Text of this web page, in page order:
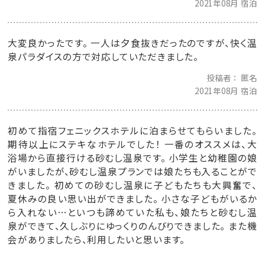
2021年08月 宿泊
大変良かったです。 一人は夕食抜きだったのですが、快く温
泉パラダイスの方で対応していただきました。
投稿者
匿名
2021年08月 宿泊
初めて指宿フェニックスホテルに泊まらせてもらいました。
期待以上にステキなホテルでした！ 一番のオススメは、大
浴場から直接行ける砂むし温泉です。 小学生と幼稚園の娘
がいましたが、砂むし温泉プランでは娘たちも入ることがで
きました。 初めての砂むし温泉に子どもたちも大興奮で、
夏休みの良い思い出ができました。 小さな子どもがいるか
ら入れない…といつも諦めていた私も、娘たちと砂むし温
泉ができて、久しぶりにゆっくりのんびりできました。 また機
会がありましたら、利用したいと思います。